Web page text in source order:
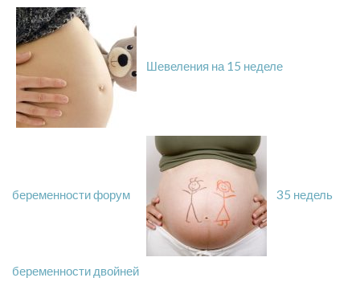
Шевеления на 15 неделе
беременности форум 35 недель
беременности двойней